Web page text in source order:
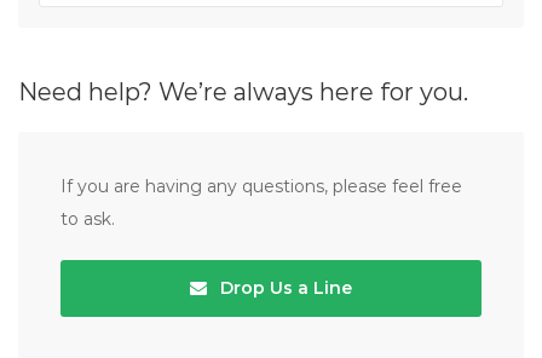
Need help? We’re always here for you.
If you are having any questions, please feel free
to ask.
Drop Us a Line